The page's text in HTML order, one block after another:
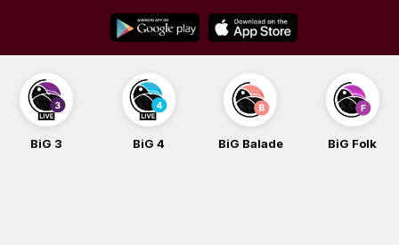
content
BiG 3 BiG 4 BiG Balade BiG Folk